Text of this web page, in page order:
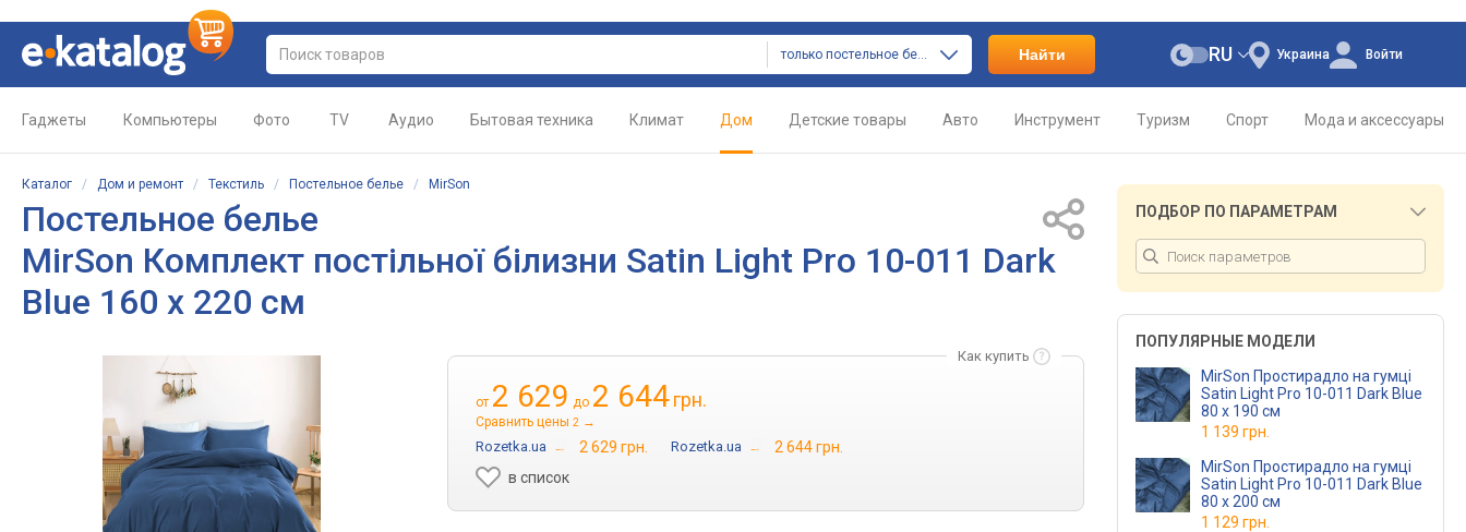
только постельное белье Найти Украина
RU Войти
Гаджеты Компьютеры Фото TV Аудио Бытовая техника Климат Дом Детские товары Авто Инструмент Туризм Спорт Мода и аксессуары
Каталог / Дом и ремонт / Текстиль / Постельное белье / MirSon
Постельное белье
MirSon Комплект постільної білизни Satin Light Pro 10-011 Dark
Blue 160 x 220 см
Как купить
от 2 629 до 2 644грн.
Сравнить цены 2 →
Rozetka.ua → 2 629 грн. Rozetka.ua →
2 644 грн.
в список
ПОДБОР ПО ПАРАМЕТРАМ
ПОПУЛЯРНЫЕ МОДЕЛИ
MirSon Простирадло на гумці
Satin Light Pro 10-011 Dark Blue
80 х 190 см
1 139 грн.
MirSon Простирадло на гумці
Satin Light Pro 10-011 Dark Blue
80 х 200 см
1 129 грн.